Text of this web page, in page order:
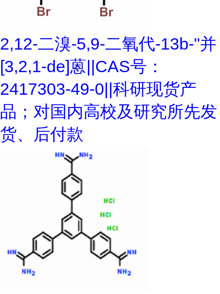
2,12-二溴-5,9-二氧代-13b-"并
[3,2,1-de]蒽||CAS号：
2417303-49-0||科研现货产
品；对国内高校及研究所先发
货、后付款